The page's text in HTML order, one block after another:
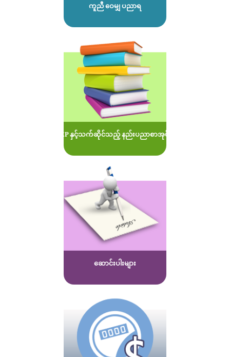
ကူညီ ဝေမျှ ပညာရ
MOEP နှင့်သက်ဆိုင်သည့် နည်းပညာစာအုပ်များ
ဆောင်းပါးများ